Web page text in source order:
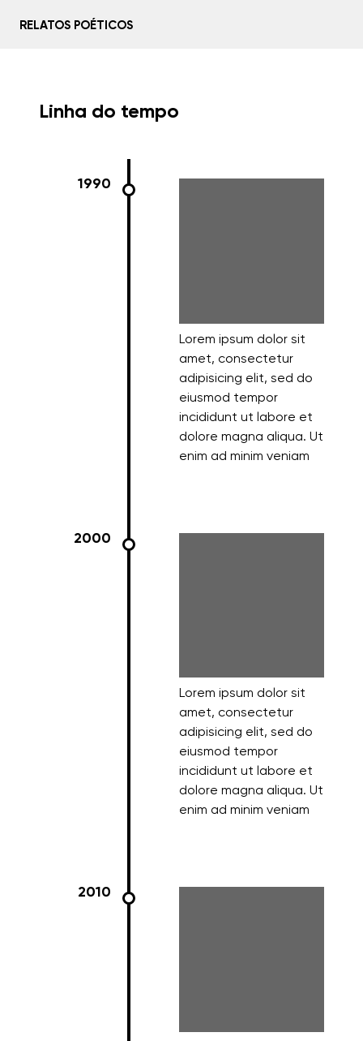
RELATOS POÉTICOS
Linha do tempo
1990
Lorem ipsum dolor sit
amet, consectetur
adipisicing elit, sed do
eiusmod tempor
incididunt ut labore et
dolore magna aliqua. Ut
enim ad minim veniam
2000
Lorem ipsum dolor sit
amet, consectetur
adipisicing elit, sed do
eiusmod tempor
incididunt ut labore et
dolore magna aliqua. Ut
enim ad minim veniam
2010